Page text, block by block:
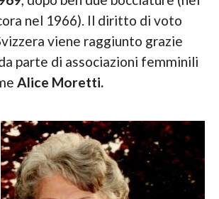
nel 1966). Il diritto di voto
viene raggiunto grazie
parte di associazioni femminili
Alice Moretti.